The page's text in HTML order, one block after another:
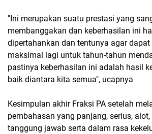
"Ini merupakan suatu prestasi yang
membanggakan dan keberhasilan ini
dipertahankan dan tentunya agar dapat
maksimal lagi untuk tahun-tahun
pastinya keberhasilan ini adalah hasil
baik diantara kita semua", ucapnya
Kesimpulan akhir Fraksi PA setelah
pembahasan yang panjang, serius,
tanggung jawab serta dalam rasa